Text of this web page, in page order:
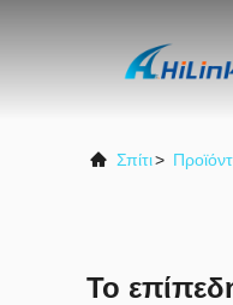
Σπίτι>
Το